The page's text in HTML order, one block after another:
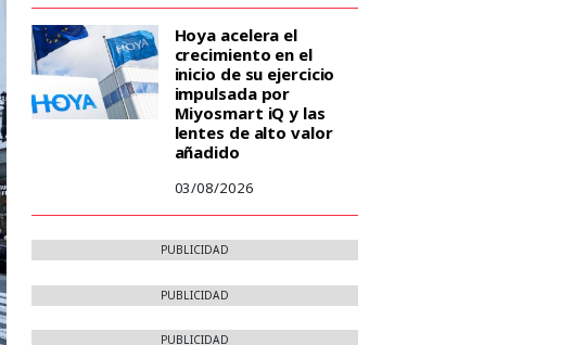
Hoya acelera el
crecimiento en el
inicio de su ejercicio
impulsada por
Miyosmart iQ y las
lentes de alto valor
añadido
03/08/2026
PUBLICIDAD
PUBLICIDAD
PUBLICIDAD